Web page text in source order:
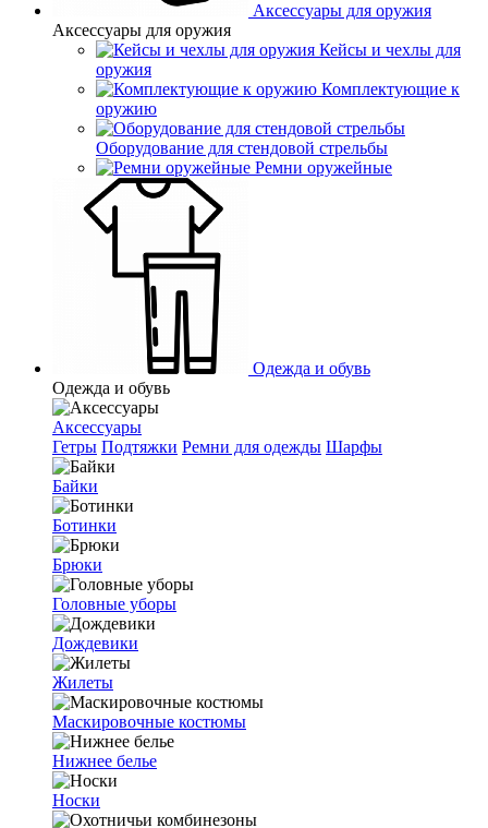
Аксессуары для оружия
Аксессуары для оружия
Кейсы и чехлы для
оружия
Комплектующие к
оружию
Оборудование для стендовой стрельбы
Ремни оружейные
Одежда и обувь
Одежда и обувь
Аксессуары
Гетры Подтяжки Ремни для одежды Шарфы
Байки
Ботинки
Брюки
Головные уборы
Дождевики
Жилеты
Маскировочные костюмы
Нижнее белье
Носки